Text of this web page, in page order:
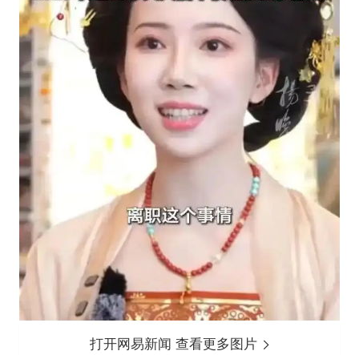
打开网易新闻 查看更多图片